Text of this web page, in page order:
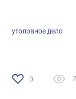
уголовное дело
0